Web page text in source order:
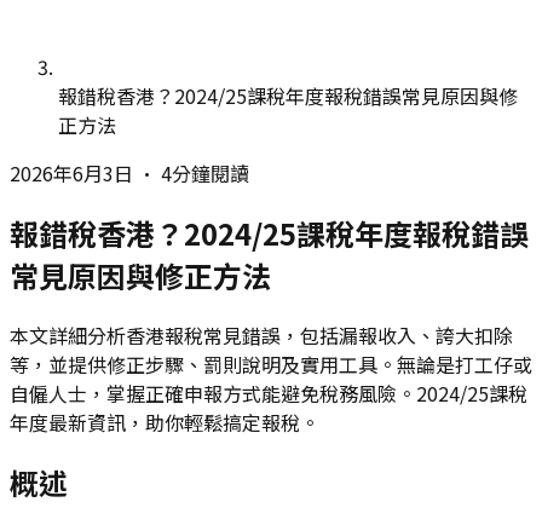
報錯稅香港？2024/25課稅年度報稅錯誤常見原因與修
正方法
2026年6月3日 • 4分鐘閱讀
報錯稅香港？2024/25課稅年度報稅錯誤
常見原因與修正方法
本文詳細分析香港報稅常見錯誤，包括漏報收入、誇大扣除
等，並提供修正步驟、罰則說明及實用工具。無論是打工仔或
自僱人士，掌握正確申報方式能避免稅務風險。2024/25課稅
年度最新資訊，助你輕鬆搞定報稅。
概述